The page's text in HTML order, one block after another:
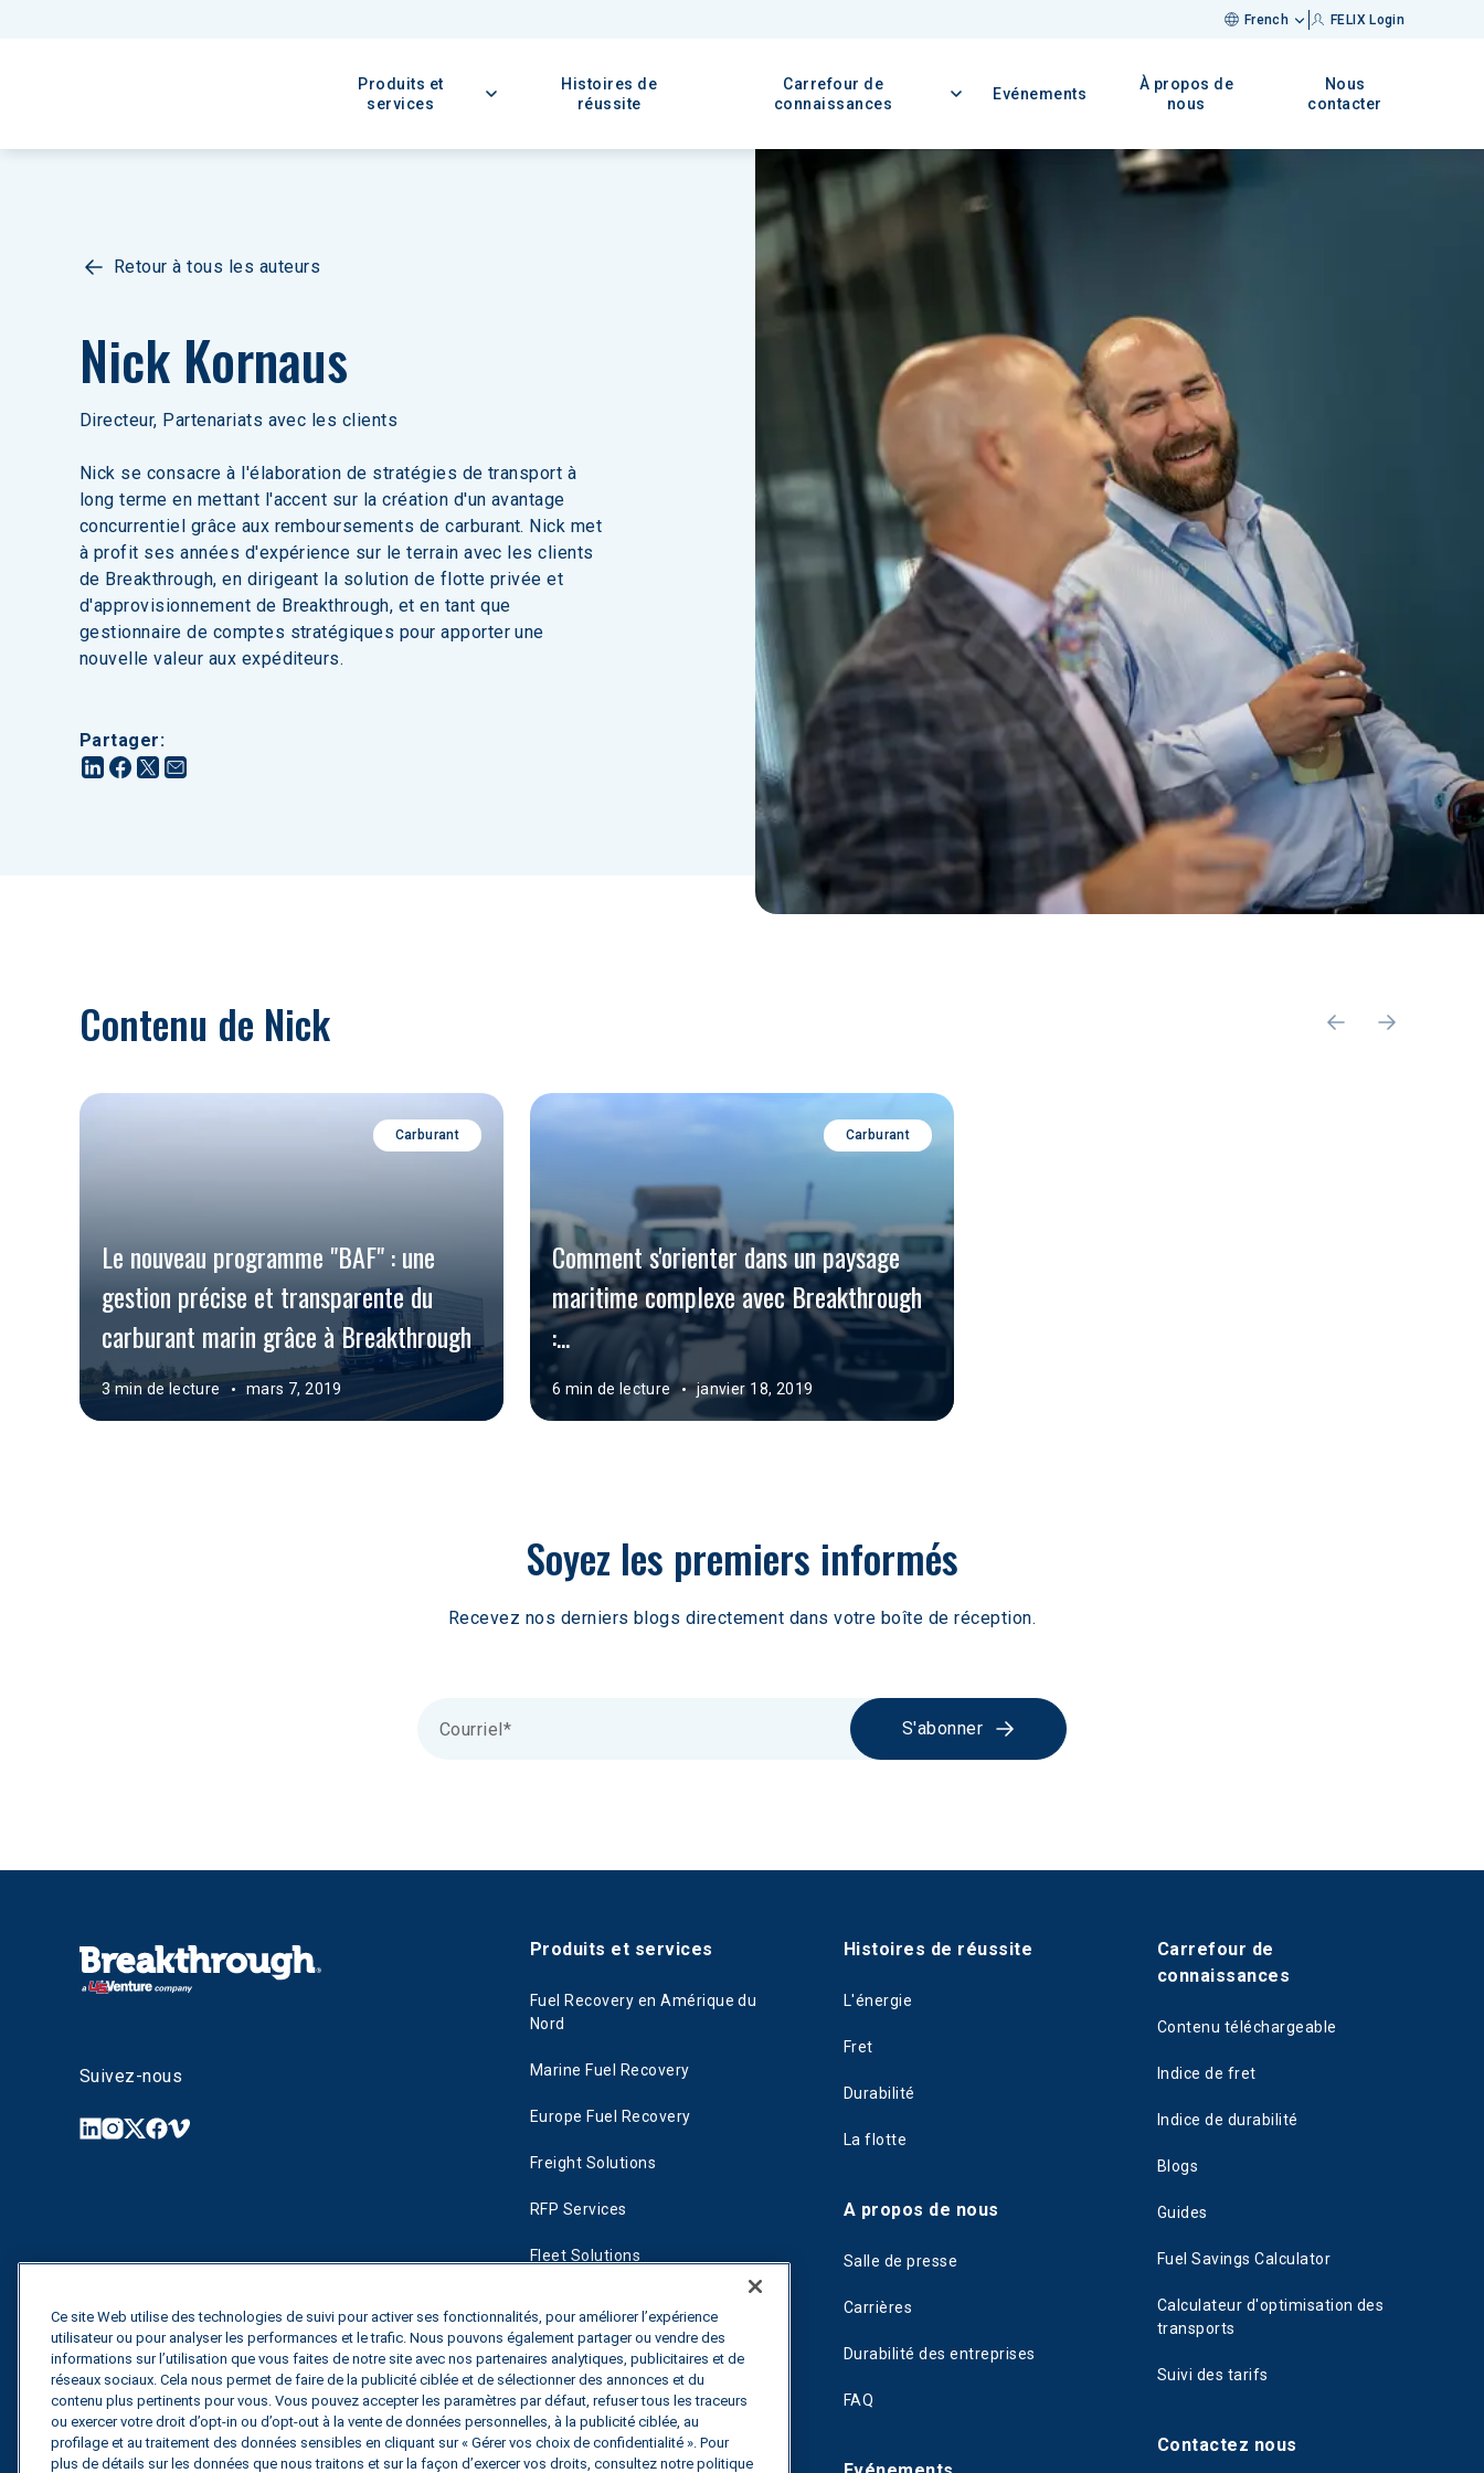
French FELIX Login
Produits et
services
Histoires de
réussite
Carrefour de
connaissances
Evénements
À propos de
nous
Nous
contacter
Retour à tous les auteurs
Nick Kornaus
Directeur, Partenariats avec les clients
Nick se consacre à l'élaboration de stratégies de transport à
long terme en mettant l'accent sur la création d'un avantage
concurrentiel grâce aux remboursements de carburant. Nick met
à profit ses années d'expérience sur le terrain avec les clients
de Breakthrough, en dirigeant la solution de flotte privée et
d'approvisionnement de Breakthrough, et en tant que
gestionnaire de comptes stratégiques pour apporter une
nouvelle valeur aux expéditeurs.
Partager:
Contenu de Nick
Carburant
Le nouveau programme "BAF" : une
gestion précise et transparente du
carburant marin grâce à Breakthrough
3 min de lecture mars 7, 2019
Carburant
Comment s'orienter dans un paysage
maritime complexe avec Breakthrough
:...
6 min de lecture janvier 18, 2019
Soyez les premiers informés
Recevez nos derniers blogs directement dans votre boîte de réception.
S'abonner
Suivez-nous
Produits et services
Fuel Recovery en Amérique du
Nord
Marine Fuel Recovery
Europe Fuel Recovery
Freight Solutions
RFP Services
Fleet Solutions
CleanMile
Histoires de réussite
L'énergie
Fret
Durabilité
La flotte
A propos de nous
Salle de presse
Carrières
Durabilité des entreprises
FAQ
Carrefour de
connaissances
Contenu téléchargeable
Indice de fret
Indice de durabilité
Blogs
Guides
Fuel Savings Calculator
Calculateur d'optimisation des
transports
Suivi des tarifs
Contactez nous
Ce site Web utilise des technologies de suivi pour activer ses fonctionnalités, pour améliorer l’expérience
utilisateur ou pour analyser les performances et le trafic. Nous pouvons également partager ou vendre des
informations sur l’utilisation que vous faites de notre site avec nos partenaires analytiques, publicitaires et de
réseaux sociaux. Cela nous permet de faire de la publicité ciblée et de sélectionner des annonces et du
contenu plus pertinents pour vous. Vous pouvez accepter les paramètres par défaut, refuser tous les traceurs
ou exercer votre droit d’opt-in ou d’opt-out à la vente de données personnelles, à la publicité ciblée, au
profilage et au traitement des données sensibles en cliquant sur « Gérer vos choix de confidentialité ». Pour
plus de détails sur les données que nous traitons et sur la façon d’exercer vos droits, consultez notre politique